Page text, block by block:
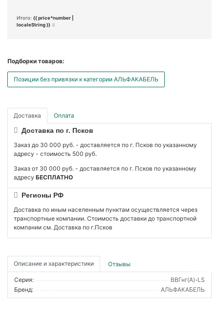
Итого: {{ price*number |
localeString }}
Подборки товаров:
Позиции без привязки к категории АЛЬФАКАБЕЛЬ
Доставка Оплата
Доставка по г. Псков
Заказ до 30 000 руб. - доставляется по г. Псков по указанному
адресу - стоимость 500 руб.
Заказ от 30 000 руб. - доставляется по г. Псков по указанному
адресу БЕСПЛАТНО
Регионы РФ
Доставка по иным населенным пунктам осуществляется через
транспортные компании. Стоимость доставки до транспортной
компании см. Доставка по г.Псков
Описание и характеристики Отзывы
Серия:
ВВГнг(А)-LS
Бренд:
АЛЬФАКАБЕЛЬ